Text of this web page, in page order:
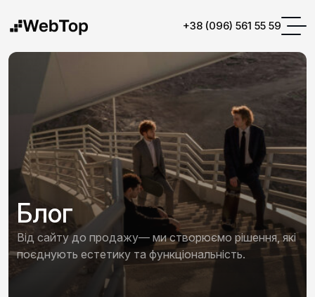
+38 (096) 561 55 59
Блог
Від сайту до продажу— ми створюємо рішення, які
поєднують естетику та функціональність.